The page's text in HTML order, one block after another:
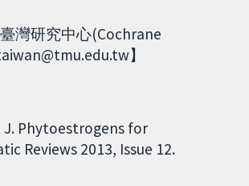
灣研究中心(Cochrane
】
J. Phytoestrogens for
Reviews 2013, Issue 12.